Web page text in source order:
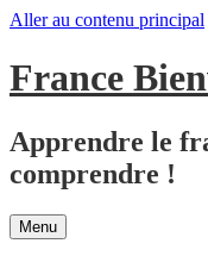
Aller au contenu principal
France
Apprendre le
comprendre !
Menu